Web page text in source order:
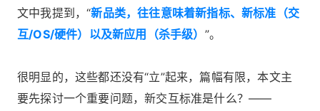
文中我提到，“新品类，往往意味着新指标、新标准（交
互/OS/硬件）以及新应用（杀手级） ”。
很明显的，这些都还没有“立”起来，篇幅有限，本文主
要先探讨一个重要问题，新交互标准是什么？——